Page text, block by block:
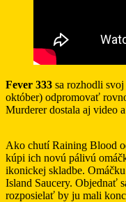
Fever 333 sa rozhodli
október) odpromovať
Murderer dostala aj video
Ako chutí Raining Blood
kúpi ich novú pálivú
ikonickej skladbe.
Island Saucery. Objednať
rozposielať by ju mali